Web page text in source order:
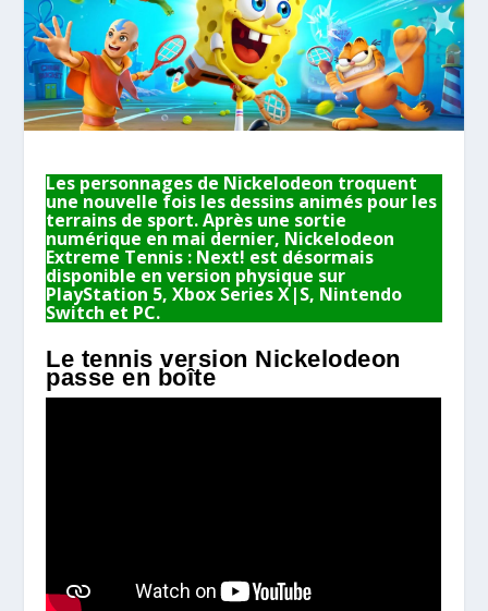
Les personnages de Nickelodeon troquent
une nouvelle fois les dessins animés pour les
terrains de sport. Après une sortie
numérique en mai dernier, Nickelodeon
Extreme Tennis : Next! est désormais
disponible en version physique sur
PlayStation 5, Xbox Series X|S, Nintendo
Switch et PC.
Le tennis version Nickelodeon
passe en boîte